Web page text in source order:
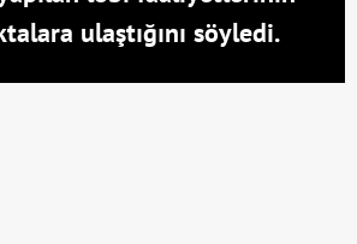
ulaştığını söyledi.